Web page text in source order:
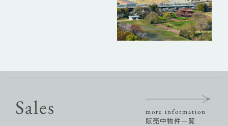
Sales more information
販売中物件一覧